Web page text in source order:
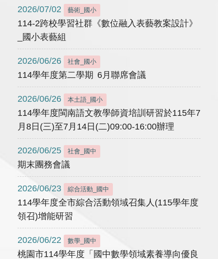
2026/07/02 藝術_國小
114-2跨校學習社群《數位融入表藝教案設計》
_國小表藝組
2026/06/26 社會_國小
114學年度第二學期 6月聯席會議
2026/06/26 本土語_國小
114學年度閩南語文教學師資培訓研習於115年7
月8日(三)至7月14日(二)09:00-16:00辦理
2026/06/25 社會_國中
期末團務會議
2026/06/23 綜合活動_國中
114學年度全市綜合活動領域召集人(115學年度
領召)增能研習
2026/06/22 數學_國中
桃園市114學年度「國中數學領域素養導向優良